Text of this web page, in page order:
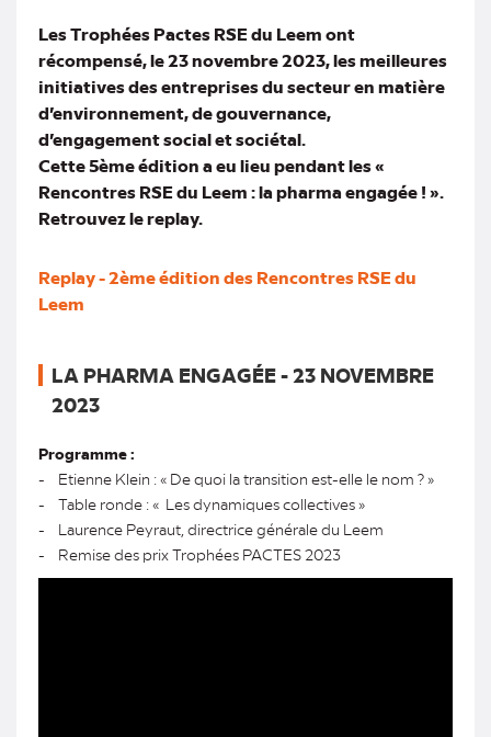
Les Trophées Pactes RSE du Leem ont
récompensé, le 23 novembre 2023, les meilleures
initiatives des entreprises du secteur en matière
d’environnement, de gouvernance,
d’engagement social et sociétal.
Cette 5ème édition a eu lieu pendant les «
Rencontres RSE du Leem : la pharma engagée ! ».
Retrouvez le replay.
Replay - 2ème édition des Rencontres RSE du
Leem
LA PHARMA ENGAGÉE - 23 NOVEMBRE
2023
Programme :
- Etienne Klein : « De quoi la transition est-elle le nom ? »
- Table ronde : « Les dynamiques collectives »
- Laurence Peyraut, directrice générale du Leem
- Remise des prix Trophées PACTES 2023